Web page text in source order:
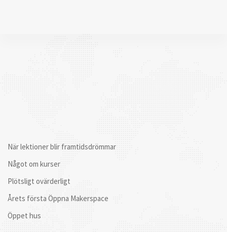
När lektioner blir framtidsdrömmar
Något om kurser
Plötsligt ovärderligt
Årets första Öppna Makerspace
Öppet hus